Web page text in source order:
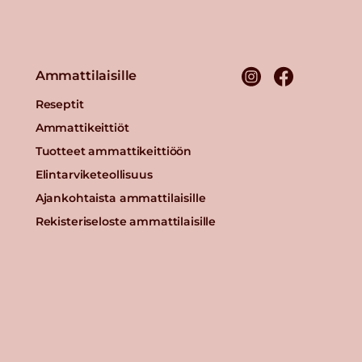
Ammattilaisille
Reseptit
Ammattikeittiöt
Tuotteet ammattikeittiöön
Elintarviketeollisuus
Ajankohtaista ammattilaisille
Rekisteriseloste ammattilaisille